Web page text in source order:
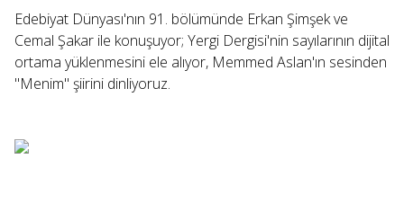
Edebiyat Dünyası'nın 91. bölümünde Erkan Şimşek ve
Cemal Şakar ile konuşuyor; Yergi Dergisi'nin sayılarının dijital
ortama yüklenmesini ele alıyor, Memmed Aslan'ın sesinden
"Menim" şiirini dinliyoruz.